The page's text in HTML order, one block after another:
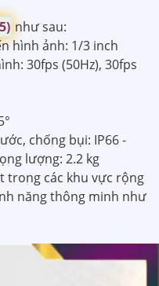
như sau:
hình ảnh: 1/3 inch
30fps (50Hz), 30fps
chống bụi: IP66 -
lượng: 2.2 kg
trong các khu vực rộng
năng thông minh như